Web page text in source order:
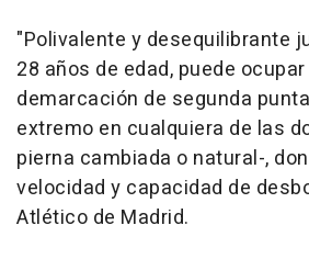
"Polivalente y desequilibrante
28 años de edad, puede
demarcación de segunda
extremo en cualquiera de las
pierna cambiada o natural-,
velocidad y capacidad de
Atlético de Madrid.